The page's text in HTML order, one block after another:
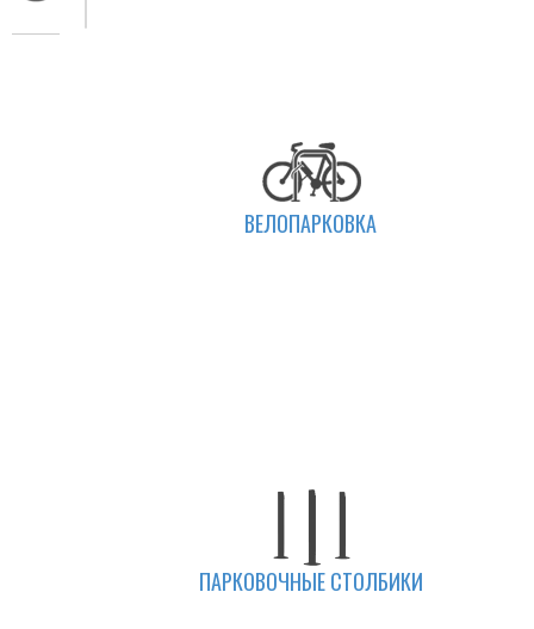
ВЕЛОПАРКОВКА
ПАРКОВОЧНЫЕ СТОЛБИКИ